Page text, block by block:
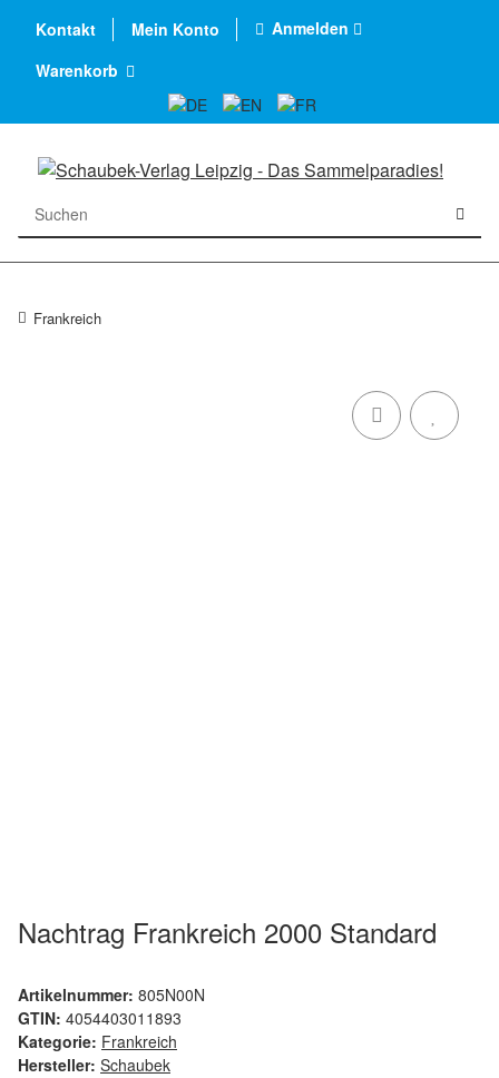
Kontakt Mein Konto
Anmelden
Warenkorb
Frankreich
Nachtrag Frankreich 2000 Standard
Artikelnummer: 805N00N
GTIN: 4054403011893
Kategorie: Frankreich
Hersteller: Schaubek